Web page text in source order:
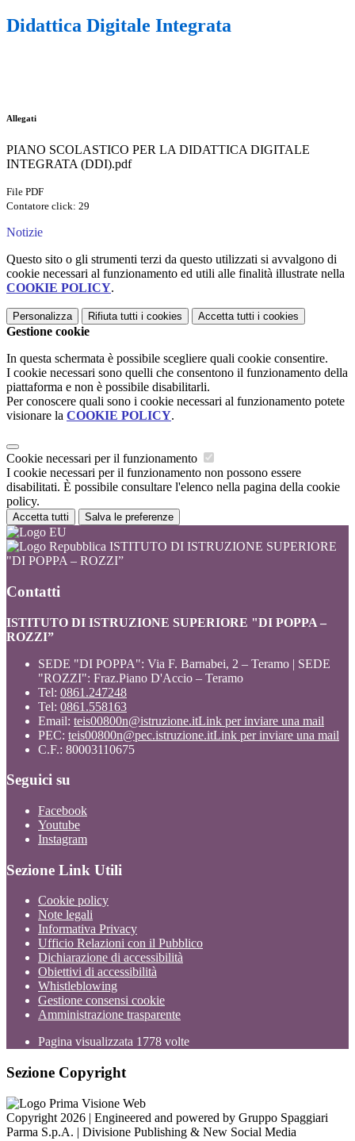
Didattica Digitale Integrata
Allegati
PIANO SCOLASTICO PER LA DIDATTICA DIGITALE
INTEGRATA (DDI).pdf
File PDF
Contatore click: 29
Notizie
Questo sito o gli strumenti terzi da questo utilizzati si avvalgono di
cookie necessari al funzionamento ed utili alle finalità illustrate nella
COOKIE POLICY.
Personalizza Rifiuta tutti i cookies Accetta tutti i cookies
Gestione cookie
In questa schermata è possibile scegliere quali cookie consentire.
I cookie necessari sono quelli che consentono il funzionamento della
piattaforma e non è possibile disabilitarli.
Per conoscere quali sono i cookie necessari al funzionamento potete
visionare la COOKIE POLICY.
Cookie necessari per il funzionamento
I cookie necessari per il funzionamento non possono essere
disabilitati. È possibile consultare l'elenco nella pagina della cookie
policy.
Accetta tutti Salva le preferenze
ISTITUTO DI ISTRUZIONE SUPERIORE
"DI POPPA – ROZZI”
Contatti
ISTITUTO DI ISTRUZIONE SUPERIORE "DI POPPA –
ROZZI”
SEDE "DI POPPA": Via F. Barnabei, 2 – Teramo | SEDE
"ROZZI": Fraz.Piano D'Accio – Teramo
Tel: 0861.247248
Tel: 0861.558163
Email: teis00800n@istruzione.itLink per inviare una mail
PEC: teis00800n@pec.istruzione.itLink per inviare una mail
C.F.: 80003110675
Seguici su
Facebook
Youtube
Instagram
Sezione Link Utili
Cookie policy
Note legali
Informativa Privacy
Ufficio Relazioni con il Pubblico
Dichiarazione di accessibilità
Obiettivi di accessibilità
Whistleblowing
Gestione consensi cookie
Amministrazione trasparente
Pagina visualizzata 1778 volte
Sezione Copyright
Copyright 2026 | Engineered and powered by Gruppo Spaggiari
Parma S.p.A. | Divisione Publishing & New Social Media